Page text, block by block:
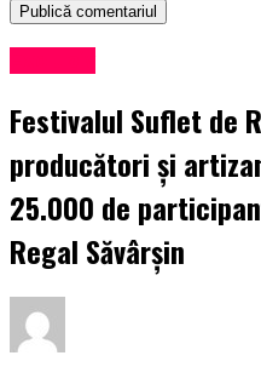
Festivalul Suflet de
producători și
25.000 de
Regal Săvârșin